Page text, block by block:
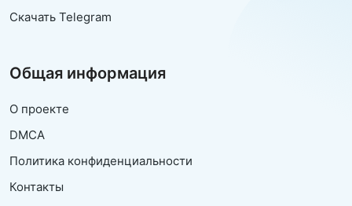
Скачать Telegram
Общая информация
О проекте
DMCA
Политика конфиденциальности
Контакты